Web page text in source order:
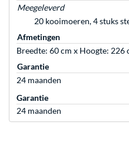
Meegeleverd
20 kooimoeren, 4 stuks
Afmetingen
Breedte: 60 cm x Hoogte:
Garantie
24 maanden
Garantie
24 maanden